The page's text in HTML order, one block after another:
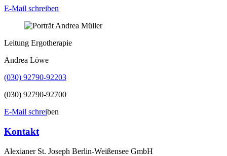
E-Mail schreiben
Leitung Ergotherapie
Andrea Löwe
(030) 92790-92203
(030) 92790-92700
E-Mail schreiben
Kontakt
Alexianer St. Joseph Berlin-Weißensee GmbH